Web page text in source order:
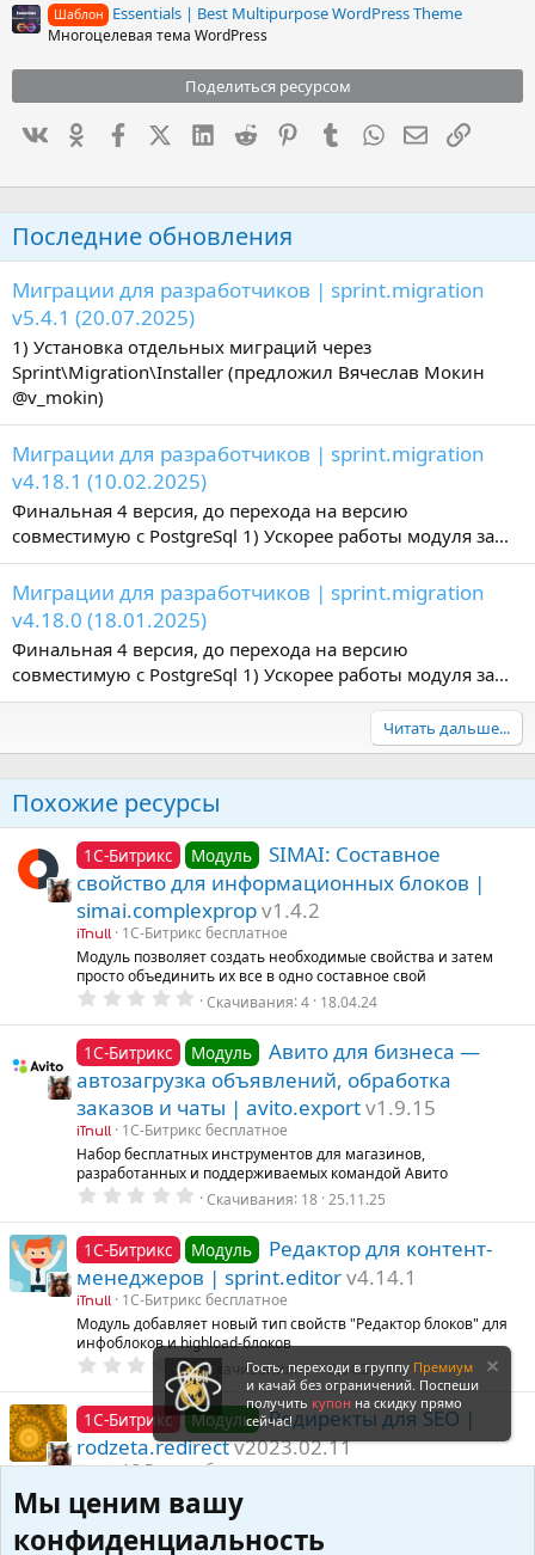
Шаблон Essentials | Best Multipurpose WordPress Theme
Многоцелевая тема WordPress
Поделиться ресурсом
ВконтактеОдноклассники
FacebookX (Twitter)LinkedIn
Reddit PinterestTumblrWhatsAppСсылка
Последние обновления
Миграции для разработчиков | sprint.migration
v5.4.1 (20.07.2025)
1) Установка отдельных миграций через
Sprint\Migration\Installer (предложил Вячеслав Мокин
@v_mokin)
Миграции для разработчиков | sprint.migration
v4.18.1 (10.02.2025)
Финальная 4 версия, до перехода на версию
совместимую с PostgreSql 1) Ускорее работы модуля за...
Миграции для разработчиков | sprint.migration
v4.18.0 (18.01.2025)
Финальная 4 версия, до перехода на версию
совместимую с PostgreSql 1) Ускорее работы модуля за...
Читать дальше...
Похожие ресурсы
1С-Битрикс Модуль
SIMAI: Составное
свойство для информационных блоков |
simai.complexpropv1.4.2
iTnull
1С-Битрикс бесплатное
Модуль позволяет создать необходимые свойства и затем
просто объединить их все в одно составное свой
0
0
0
з
в
з
д
Скачивания 4 18.04.24
1С-Битрикс Модуль
Авито для бизнеса —
автозагрузка объявлений, обработка
заказов и чаты | avito.exportv1.9.15
iTnull
1С-Битрикс бесплатное
Набор бесплатных инструментов для магазинов,
разработанных и поддерживаемых командой Авито
0
0
0
з
в
ё
з
д
Скачивания 18 25.11.25
1С-Битрикс Модуль
Редактор для контент-
менеджеров | sprint.editorv4.14.1
iTnull
1С-Битрикс бесплатное
Модуль добавляет новый тип свойств "Редактор блоков" для
инфоблоков и highload-блоков
0
.
0
0
з
в
ё
д
Скачивания 0 18.04.24
1С-Битрикс Модуль
Редиректы для SEO |
rodzeta.redirectv2023.02.11
iTnull
1С-Битрикс бесплатное
Модуль пригодится при переносе сайта - для сохранения
рабочих ссылок от старой версии сайта
0
. Скачивания 1 18.04.24
Гость, переходи в группу Премиум
и качай без ограничений. Поспеши
получить купон на скидку прямо
сейчас!
Мы ценим вашу
конфиденциальность